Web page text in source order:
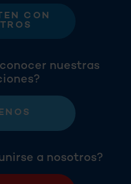
CON
nuestras
a nosotros?